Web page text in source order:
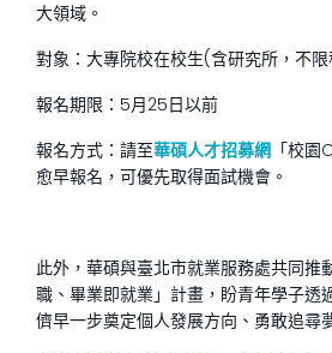
大領域。
對象：大專院校在校生(含研究所，不
報名期限：5月25日以前
報名方式：請至華碩人才招募網 「校
愈早報名，可優先取得面試機會。
此外，華碩與臺北市就業服務處共同推
職、畢業即就業」計畫，盼青年學子透
儕早一步奠定個人發展方向、勇敢追尋